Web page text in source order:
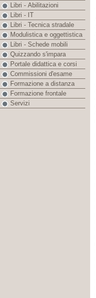
Libri - Abilitazioni
Libri - IT
Libri - Tecnica stradale
Modulistica e oggettistica
Libri - Schede mobili
Quizzando s'impara
Portale didattica e corsi
Commissioni d'esame
Formazione a distanza
Formazione frontale
Servizi